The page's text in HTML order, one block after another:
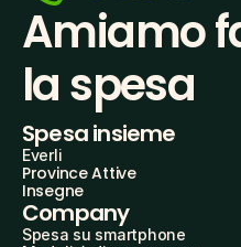
Amiamo
la spesa
Spesa insieme
Everli
Province Attive
Insegne
Company
Spesa su smartphone